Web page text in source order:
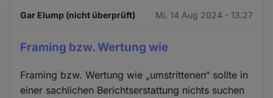
Gar Elump (nicht überprüft) Mi. 14 Aug 2024 - 13:27
Framing bzw. Wertung wie
Framing bzw. Wertung wie „umstrittenen“ sollte in
einer sachlichen Berichtserstattung nichts suchen